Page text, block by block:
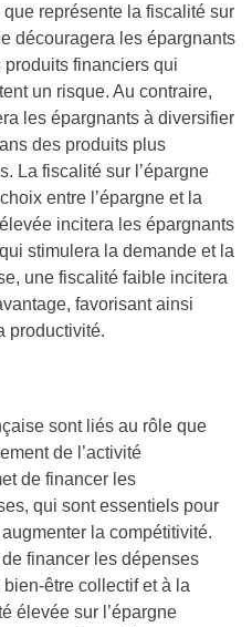
que représente la fiscalité sur
découragera les épargnants
financiers qui
un risque. Au contraire,
les épargnants à diversifier
des produits plus
La fiscalité sur l’épargne
entre l’épargne et la
incitera les épargnants
stimulera la demande et la
une fiscalité faible incitera
favorisant ainsi
productivité.
sont liés au rôle que
de l’activité
de financer les
qui sont essentiels pour
la compétitivité.
de financer les dépenses
être collectif et à la
élevée sur l’épargne